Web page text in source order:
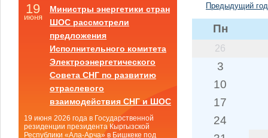
Предыдущий год
Пн
26
3
10
17
24
19
июня
Министры энергетики стран
ШОС рассмотрели
предложения
Исполнительного комитета
Электроэнергетического
Совета СНГ по развитию
отраслевого
взаимодействия СНГ и ШОС
19 июня 2026 года в Государственной
резиденции президента Кыргызской
Республики «Ала-Арча» в Бишкеке под